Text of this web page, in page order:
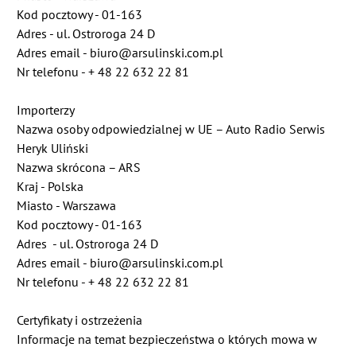
Kod pocztowy - 01-163
Adres - ul. Ostroroga 24 D
Adres email - biuro@arsulinski.com.pl
Nr telefonu - + 48 22 632 22 81
Importerzy
Nazwa osoby odpowiedzialnej w UE – Auto Radio Serwis
Heryk Uliński
Nazwa skrócona – ARS
Kraj - Polska
Miasto - Warszawa
Kod pocztowy - 01-163
Adres - ul. Ostroroga 24 D
Adres email - biuro@arsulinski.com.pl
Nr telefonu - + 48 22 632 22 81
Certyfikaty i ostrzeżenia
Informacje na temat bezpieczeństwa o których mowa w